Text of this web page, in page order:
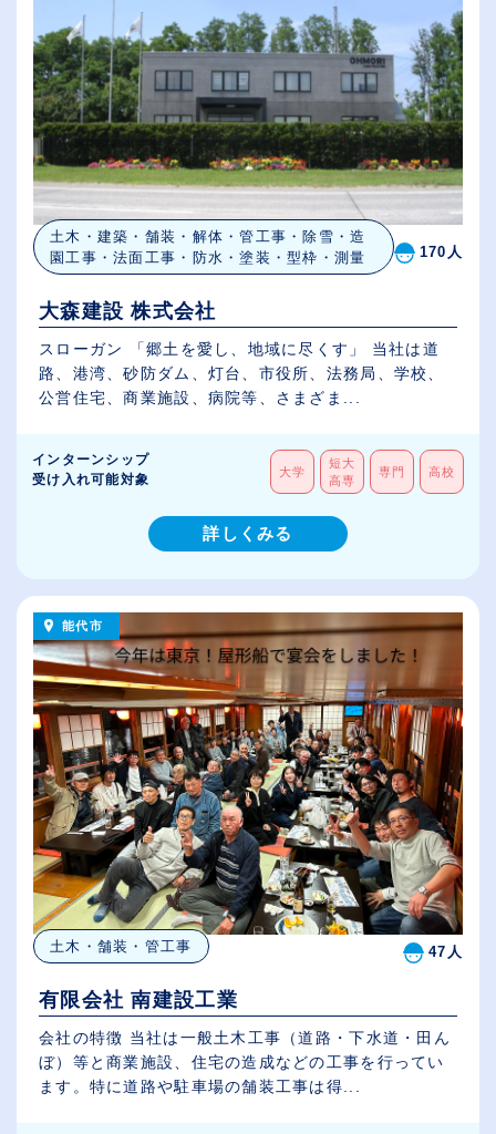
土木・建築・舗装・解体・管工事・除雪・造
園工事・法面工事・防水・塗装・型枠・測量
170人
大森建設 株式会社
スローガン 「郷土を愛し、地域に尽くす」 当社は道
路、港湾、砂防ダム、灯台、市役所、法務局、学校、
公営住宅、商業施設、病院等、さまざま...
インターンシップ
受け入れ可能対象
大学
短大
高専
専門 高校
詳しくみる
能代市
土木・舗装・管工事 47人
有限会社 南建設工業
会社の特徴 当社は一般土木工事（道路・下水道・田ん
ぼ）等と商業施設、住宅の造成などの工事を行ってい
ます。特に道路や駐車場の舗装工事は得...